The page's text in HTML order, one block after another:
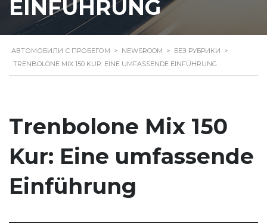
EINFÜHRUNG
АВТОМОБИЛИ С ПРОБЕГОМ > NEWSROOM > БЕЗ РУБРИКИ >
TRENBOLONE MIX 150 KUR: EINE UMFASSENDE EINFÜHRUNG
Trenbolone Mix 150
Kur: Eine umfassende
Einführung